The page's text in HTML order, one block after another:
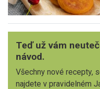
Teď už vám
návod.
Všechny nové recepty,
najdete v pravidelném